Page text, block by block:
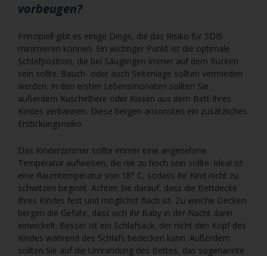
vorbeugen?
Prinzipiell gibt es einige Dinge, die das Risiko für SDIS
minimieren können. Ein wichtiger Punkt ist die optimale
Schlafposition, die bei Säuglingen immer auf dem Rücken
sein sollte. Bauch- oder auch Seitenlage sollten vermieden
werden. In den ersten Lebensmonaten sollten Sie
außerdem Kuscheltiere oder Kissen aus dem Bett Ihres
Kindes verbannen. Diese bergen ansonsten ein zusätzliches
Erstickungsrisiko.
Das Kinderzimmer sollte immer eine angenehme
Temperatur aufweisen, die nie zu hoch sein sollte. Ideal ist
eine Raumtemperatur von 18° C, sodass Ihr Kind nicht zu
schwitzen beginnt. Achten Sie darauf, dass die Bettdecke
Ihres Kindes fest und möglichst flach ist. Zu weiche Decken
bergen die Gefahr, dass sich Ihr Baby in der Nacht darin
einwickelt. Besser ist ein Schlafsack, der nicht den Kopf des
Kindes während des Schlafs bedecken kann. Außerdem
sollten Sie auf die Umrandung des Bettes, das sogenannte